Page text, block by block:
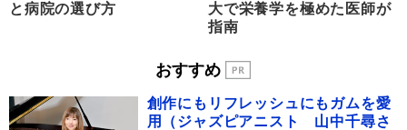
と病院の選び方
大で栄養学を極めた医師が
指南
おすすめ
創作にもリフレッシュにもガムを愛
用（ジャズピアニスト 山中千尋さ